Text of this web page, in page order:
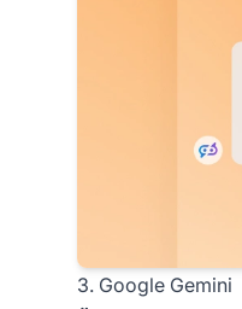
3. Google Gemini